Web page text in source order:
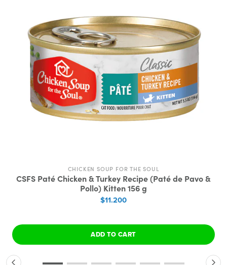
CHICKEN SOUP FOR THE SOUL
CSFS Paté Chicken & Turkey Recipe (Paté de Pavo &
Pollo) Kitten 156 g
$11.200
ADD TO CART